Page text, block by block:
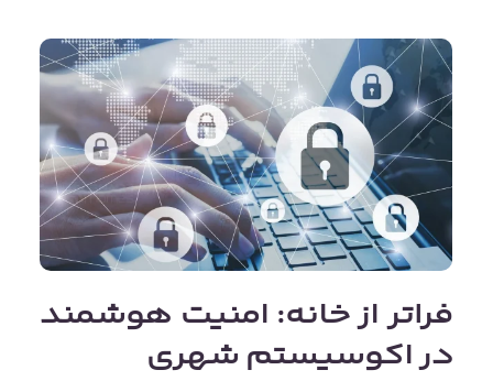
فراتر از خانه: امنیت هوشمند
در اکوسیستم شهری